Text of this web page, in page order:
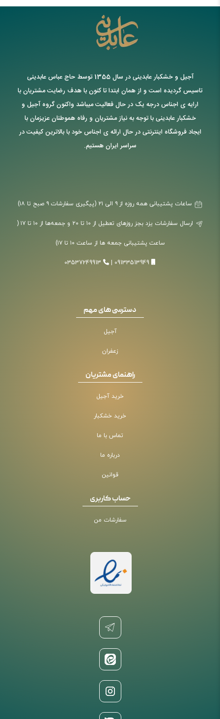
آجیل و خشکبار عابدینی در سال 1355 توسط حاج عباس عابدینی
تاسیس گردیده است و از همان ابتدا تا کنون با هدف رضایت مشتریان با
ارایه ی اجناس درجه یک در حال فعالیت میباشد واکنون گروه آجیل و
خشکبار عابدینی با توجه به نیاز مشتریان و رفاه هموطنان عزیزمان با
ایجاد فروشگاه اینترنتی در حال ارائه ی اجناس خود با بالاترین کیفیت در
سراسر ایران هستیم.
ارسال سفارشات یزد بجز روزهای تعطیل از ۱۰ تا ۲۰ و جمعه‌ها از ۱۰ تا ۱۷ (
ساعت پشتیبانی جمعه ها از ساعت ۱۰ تا ۱۷)
09133513949
03537249913
دسترسی های مهم
آجیل
زعفران
راهنمای مشتریان
خرید آجیل
خرید خشکبار
تماس با ما
درباره ما
قوانین
حساب کاربری
سفارشات من